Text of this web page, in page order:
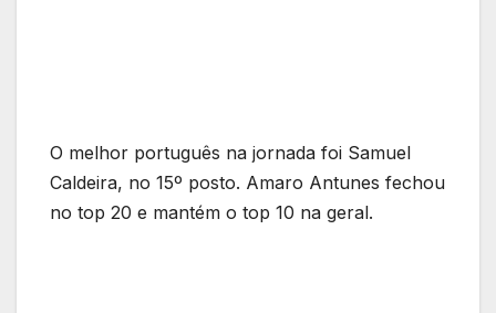
O melhor português na jornada foi Samuel
Caldeira, no 15º posto. Amaro Antunes fechou
no top 20 e mantém o top 10 na geral.